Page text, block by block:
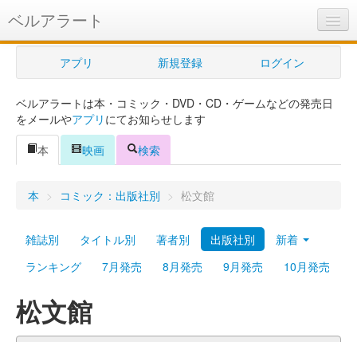
ベルアラート
ベルアラートとは
ヘルプ
新規登録
ログイン
Myシェルフ
プレミアム
アプリ 新規登録 ログイン
ベルアラートは本・コミック・DVD・CD・ゲームなどの発売日
をメールやアプリ にてお知らせします
本
映画 検索
本 > コミック：出版社別 > 松文館
雑誌別 タイトル別 著者別 出版社別
新着
ランキング
7月発売 8月発売 9月発売 10月発売
松文館